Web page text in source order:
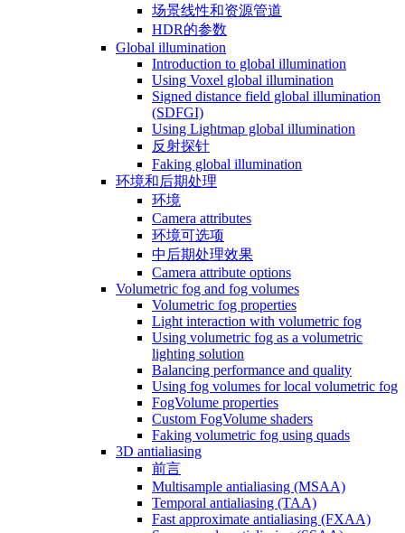
场景线性和资源管道
HDR的参数
Global illumination
Introduction to global illumination
Using Voxel global illumination
Signed distance field global illumination
(SDFGI)
Using Lightmap global illumination
反射探针
Faking global illumination
环境和后期处理
环境
Camera attributes
环境可选项
中后期处理效果
Camera attribute options
Volumetric fog and fog volumes
Volumetric fog properties
Light interaction with volumetric fog
Using volumetric fog as a volumetric
lighting solution
Balancing performance and quality
Using fog volumes for local volumetric fog
FogVolume properties
Custom FogVolume shaders
Faking volumetric fog using quads
3D antialiasing
前言
Multisample antialiasing (MSAA)
Temporal antialiasing (TAA)
Fast approximate antialiasing (FXAA)